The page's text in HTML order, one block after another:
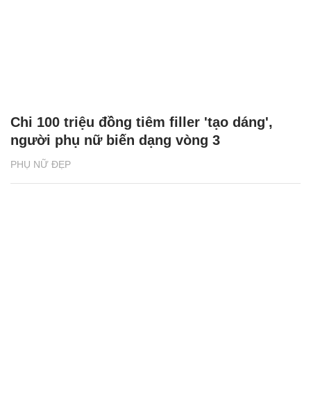
PHỤ NỮ ĐẸP
Chi 100 triệu đồng tiêm filler 'tạo dáng',
người phụ nữ biến dạng vòng 3